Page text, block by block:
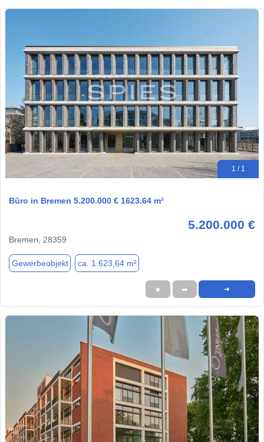
1 / 1
Büro in Bremen 5.200.000 € 1623.64 m²
5.200.000 €
Bremen, 28359
Gewerbeobjekt ca. 1.623,64 m²
★ ➦ ➜